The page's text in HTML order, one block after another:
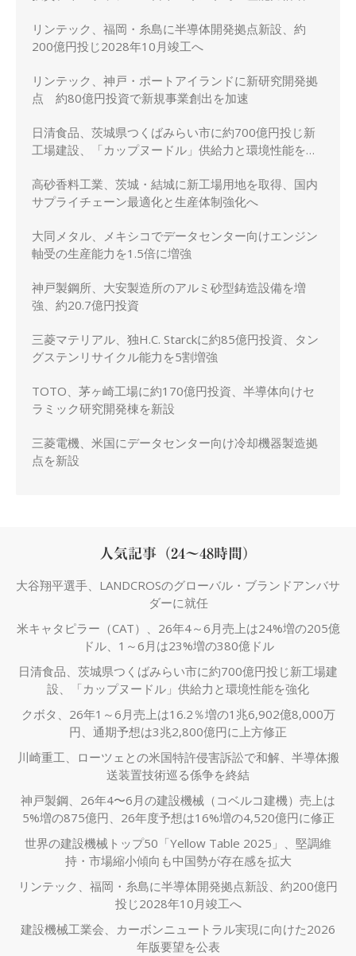
リンテック、福岡・糸島に半導体開発拠点新設、約
200億円投じ2028年10月竣工へ
リンテック、神戸・ポートアイランドに新研究開発拠
点 約80億円投資で新規事業創出を加速
日清食品、茨城県つくばみらい市に約700億円投じ新
工場建設、「カップヌードル」供給力と環境性能を強
高砂香料工業、茨城・結城に新工場用地を取得、国内
サプライチェーン最適化と生産体制強化へ
大同メタル、メキシコでデータセンター向けエンジン
軸受の生産能力を1.5倍に増強
神戸製鋼所、大安製造所のアルミ砂型鋳造設備を増
強、約20.7億円投資
三菱マテリアル、独H.C. Starckに約85億円投資、タン
グステンリサイクル能力を5割増強
TOTO、茅ヶ崎工場に約170億円投資、半導体向けセ
ラミック研究開発棟を新設
三菱電機、米国にデータセンター向け冷却機器製造拠
点を新設
人気記事（24～48時間）
大谷翔平選手、LANDCROSのグローバル・ブランドアンバサ
ダーに就任
米キャタピラー（CAT）、26年4～6月売上は24%増の205億
ドル、1～6月は23%増の380億ドル
日清食品、茨城県つくばみらい市に約700億円投じ新工場建
設、「カップヌードル」供給力と環境性能を強化
クボタ、26年1～6月売上は16.2％増の1兆6,902億8,000万
円、通期予想は3兆2,800億円に上方修正
川崎重工、ローツェとの米国特許侵害訴訟で和解、半導体搬
送装置技術巡る係争を終結
神戸製鋼、26年4〜6月の建設機械（コベルコ建機）売上は
5%増の875億円、26年度予想は16%増の4,520億円に修正
世界の建設機械トップ50「Yellow Table 2025」、堅調維
持・市場縮小傾向も中国勢が存在感を拡大
リンテック、福岡・糸島に半導体開発拠点新設、約200億円
投じ2028年10月竣工へ
建設機械工業会、カーボンニュートラル実現に向けた2026
年版要望を公表